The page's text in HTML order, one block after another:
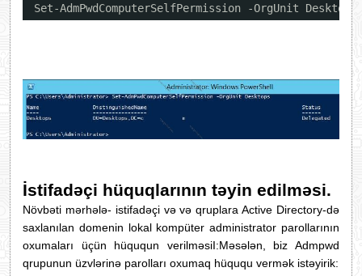
Set-AdmPwdComputerSelfPermission -OrgUnit Desktops
İstifadəçi hüquqlarının təyin edilməsi.
Növbəti mərhələ- istifadəçi və və qruplara Active Directory-də
saxlanılan domenin lokal kompüter administrator parollarının
oxumaları üçün hüququn verilməsiI:Məsələn, biz Admpwd
qrupunun üzvlərinə parolları oxumaq hüququ vermək istəyirik: